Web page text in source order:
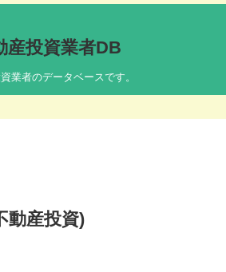
産投資業者DB
業者のデータベースです。
動産投資)